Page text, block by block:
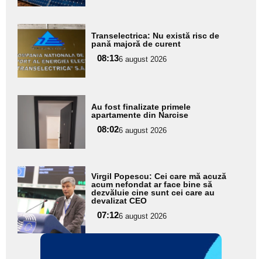
Adaugă
aici textul
pentru
subtitlu
Transelectrica: Nu există risc de
pană majoră de curent
08:136 august 2026
Adaugă
aici textul
pentru
subtitlu
Au fost finalizate primele
apartamente din Narcise
08:026 august 2026
Adaugă
aici textul
pentru
subtitlu
Virgil Popescu: Cei care mă acuză
acum nefondat ar face bine să
dezvăluie cine sunt cei care au
devalizat CEO
07:126 august 2026